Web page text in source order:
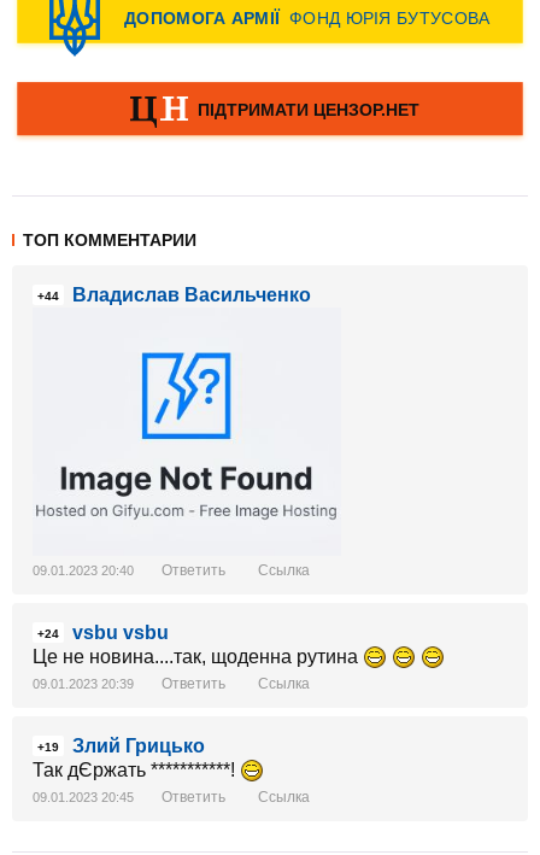
ТОП КОММЕНТАРИИ
+44 Владислав Васильченко
09.01.2023 20:40 Ответить Ссылка
+24
vsbu vsbu
Це не новина....так, щоденна рутина
09.01.2023 20:39 Ответить Ссылка
+19
Злий Грицько
Так дЄржать ***********!
09.01.2023 20:45 Ответить Ссылка